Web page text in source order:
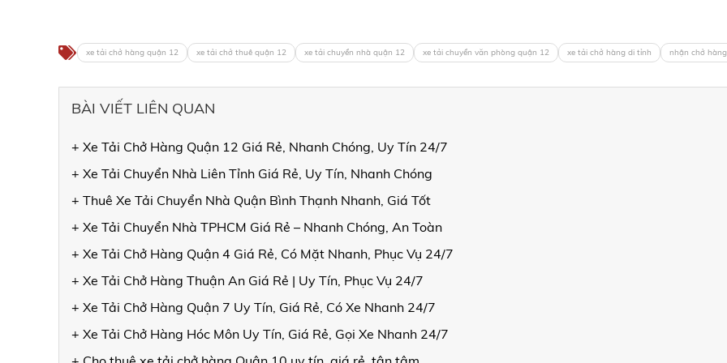
xe tải chở hàng quận 12 xe tải chở thuê quận 12 xe tải chuyển nhà quận 12 xe tải chuyển văn phòng quận 12 xe tải chở hàng di tỉnh nhận chở
BÀI VIẾT LIÊN QUAN
+ Xe Tải Chở Hàng Quận 12 Giá Rẻ, Nhanh Chóng, Uy Tín 24/7
+ Xe Tải Chuyển Nhà Liên Tỉnh Giá Rẻ, Uy Tín, Nhanh Chóng
+ Thuê Xe Tải Chuyển Nhà Quận Bình Thạnh Nhanh, Giá Tốt
+ Xe Tải Chuyển Nhà TPHCM Giá Rẻ – Nhanh Chóng, An Toàn
+ Xe Tải Chở Hàng Quận 4 Giá Rẻ, Có Mặt Nhanh, Phục Vụ 24/7
+ Xe Tải Chở Hàng Thuận An Giá Rẻ | Uy Tín, Phục Vụ 24/7
+ Xe Tải Chở Hàng Quận 7 Uy Tín, Giá Rẻ, Có Xe Nhanh 24/7
+ Xe Tải Chở Hàng Hóc Môn Uy Tín, Giá Rẻ, Gọi Xe Nhanh 24/7